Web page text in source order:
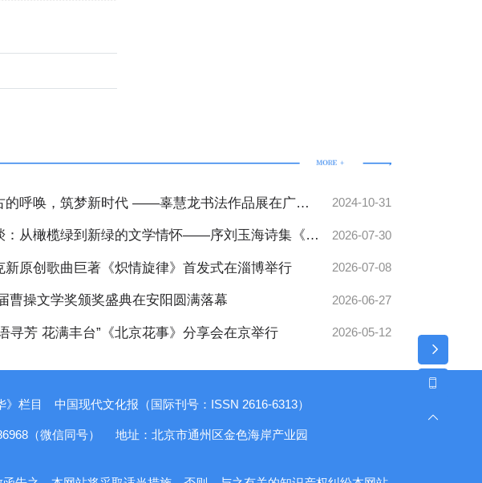
的呼唤，筑梦新时代 ——辜慧龙书法作品展在广州
文化宫隆重开幕
2024-10-31
：从橄榄绿到新绿的文学情怀——序刘玉海诗集《生
色》
2026-07-30
新原创歌曲巨著《炽情旋律》首发式在淄博举行 2026-07-08
曹操文学奖颁奖盛典在安阳圆满落幕 2026-06-27
寻芳 花满丰台”《北京花事》分享会在京举行 2026-05-12
》栏目 中国现代文化报（国际刊号：ISSN 2616-6313）
（微信同号） 地址：北京市通州区金色海岸产业园